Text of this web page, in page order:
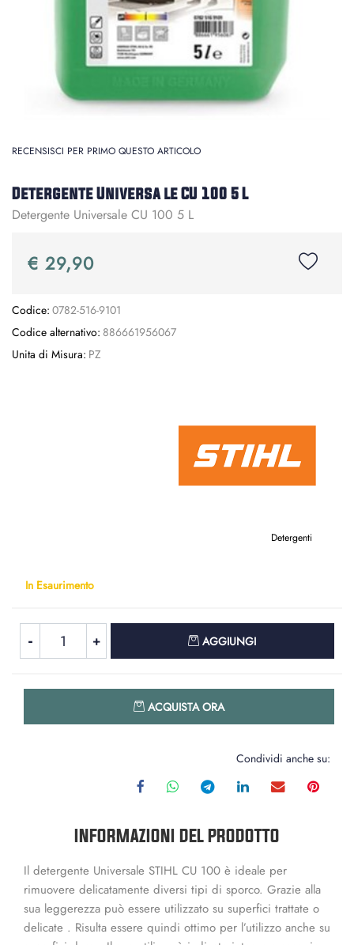
RECENSISCI PER PRIMO QUESTO ARTICOLO
Detergente Universa le CU 100 5 L
Detergente Universale CU 100 5 L
€ 29,90
Codice: 0782-516-9101
Codice alternativo: 886661956067
Unita di Misura: PZ
Detergenti
In Esaurimento
AGGIUNGI
ACQUISTA ORA
Condividi anche su:
INFORMAZIONI DEL PRODOTTO
Il detergente Universale STIHL CU 100 è ideale per
rimuovere delicatamente diversi tipi di sporco. Grazie alla
sua leggerezza può essere utilizzato su superfici trattate o
delicate . Risulta essere quindi ottimo per l’utilizzo anche su